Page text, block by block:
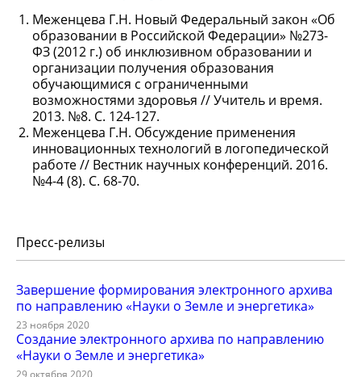
Меженцева Г.Н. Новый Федеральный закон «Об
образовании в Российской Федерации» №273-
ФЗ (2012 г.) об инклюзивном образовании и
организации получения образования
обучающимися с ограниченными
возможностями здоровья // Учитель и время.
2013. №8. С. 124-127.
Меженцева Г.Н. Обсуждение применения
инновационных технологий в логопедической
работе // Вестник научных конференций. 2016.
№4-4 (8). С. 68-70.
Пресс-релизы
Завершение формирования электронного архива
по направлению «Науки о Земле и энергетика»
23 ноября 2020
Создание электронного архива по направлению
«Науки о Земле и энергетика»
29 октября 2020